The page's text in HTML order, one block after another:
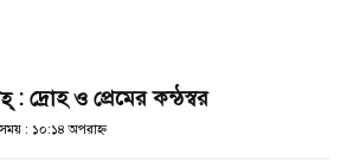
: দ্রোহ ও প্রেমের কন্ঠস্বর
: ১০:১৪ অপরাহ্ণ